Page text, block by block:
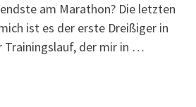
am Marathon? Die letzten
ist es der erste Dreißiger in
Trainingslauf, der mir in …